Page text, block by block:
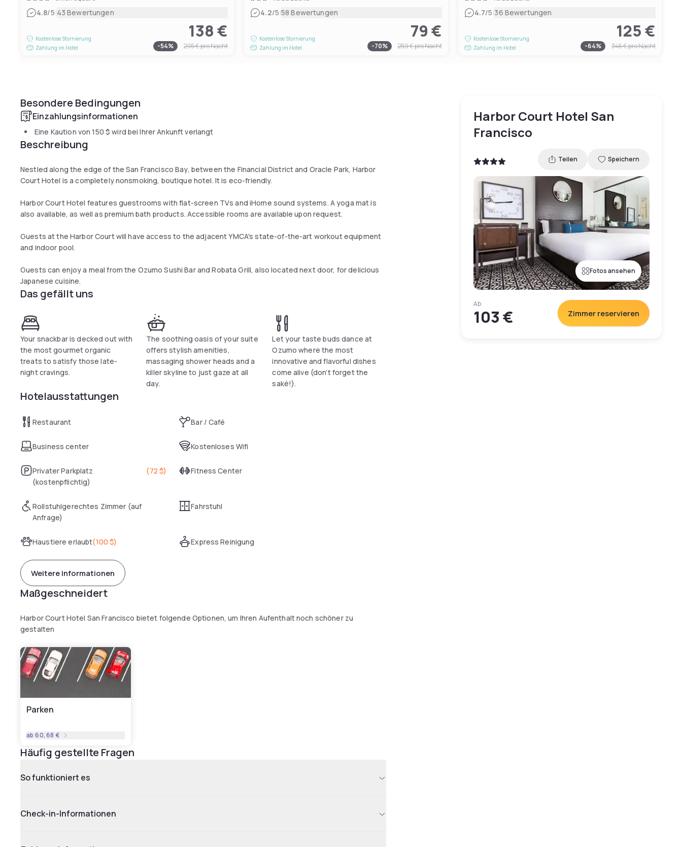
4.8/5|43 Bewertungen
Kostenlose Stornierung
Zahlung im Hotel
138 €
-54% 295 €pro Nacht
4.2/5|58 Bewertungen
Kostenlose Stornierung
Zahlung im Hotel
79 €
-70% 259 €pro Nacht
4.7/5|36 Bewertungen
Kostenlose Stornierung
Zahlung im Hotel
125 €
-64% 346 €pro Nacht
Besondere Bedingungen
Einzahlungsinformationen
Eine Kaution von150 $ wird bei Ihrer Ankunft verlangt
Beschreibung
Nestled along the edge of the San Francisco Bay, between the Financial District and Oracle Park, Harbor
Court Hotel is a completely nonsmoking, boutique hotel. It is eco-friendly.
Harbor Court Hotel features guestrooms with flat-screen TVs and iHome sound systems. A yoga mat is
also available, as well as premium bath products. Accessible rooms are available upon request.
Guests at the Harbor Court will have access to the adjacent YMCA's state-of-the-art workout equipment
and indoor pool.
Guests can enjoy a meal from the Ozumo Sushi Bar and Robata Grill, also located next door, for delicious
Japanese cuisine.
Das gefällt uns
Your snackbar is decked out with
the most gourmet organic
treats to satisfy those late-
night cravings.
The soothing oasis of your suite
offers stylish amenities,
massaging shower heads and a
killer skyline to just gaze at all
day.
Let your taste buds dance at
Ozumo where the most
innovative and flavorful dishes
come alive (don’t forget the
saké!).
Hotelausstattungen
Restaurant Bar / Café
Business center Kostenloses Wifi
Privater Parkplatz
(kostenpflichtig)
(72 $) Fitness Center
Rollstuhlgerechtes Zimmer (auf
Anfrage)
Fahrstuhl
Haustiere erlaubt(100 $) Express Reinigung
Weitere Informationen
Maßgeschneidert
Harbor Court Hotel San Francisco bietet folgende Optionen, um Ihren Aufenthalt noch schöner zu
gestalten
Parken
ab60,68 €
Häufig gestellte Fragen
So funktioniert es
Check-in-Informationen
Harbor Court Hotel San
Francisco
Teilen Speichern
Fotos ansehen
Ab
103 € Zimmer reservieren